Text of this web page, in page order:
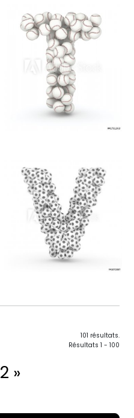
101 résultats.
Résultats 1 - 100
2 »